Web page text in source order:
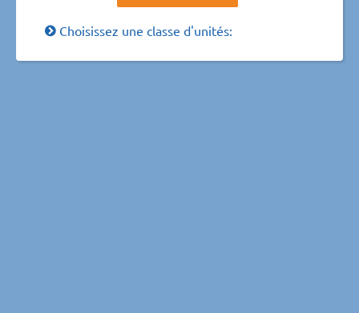
Choisissez une classe d'unités: